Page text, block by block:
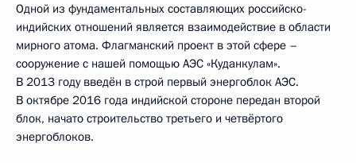
Одной из фундаментальных составляющих российско-
индийских отношений является взаимодействие в области
мирного атома. Флагманский проект в этой сфере –
сооружение с нашей помощью АЭС «Куданкулам».
В 2013 году введён в строй первый энергоблок АЭС.
В октябре 2016 года индийской стороне передан второй
блок, начато строительство третьего и четвёртого
энергоблоков.